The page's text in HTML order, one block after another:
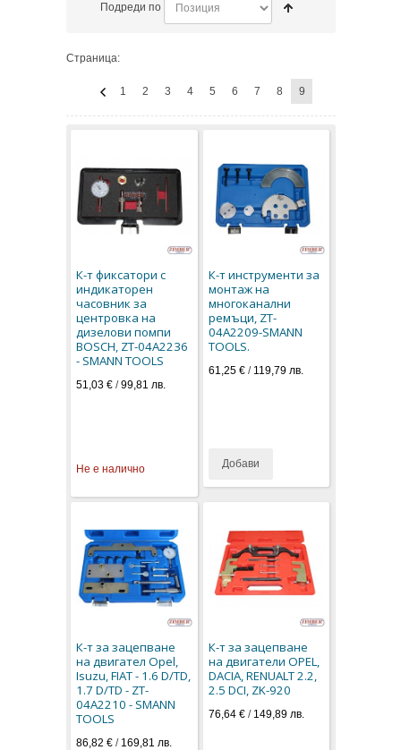
Подреди по
Страница:
1 2 3 4 5 6 7 8 9
К-т фиксатори с
индикаторен
часовник за
центровка на
дизелови помпи
BOSCH, ZT-04A2236
- SMANN TOOLS
51,03 € /99,81 лв.
Не е налично
К-т инструменти за
монтаж на
многоканални
ремъци, ZT-
04A2209-SMANN
TOOLS.
61,25 €/ 119,79 лв.
Добави
К-т за зацепване
на двигател Opel,
Isuzu, FIAT - 1.6 D/TD,
1.7 D/TD - ZT-
04A2210 - SMANN
TOOLS
86,82 € / 169,81 лв.
К-т за зацепване
на двигатели OPEL,
DACIA, RENUALT 2.2,
2.5 DCI, ZK-920
76,64 €/ 149,89 лв.